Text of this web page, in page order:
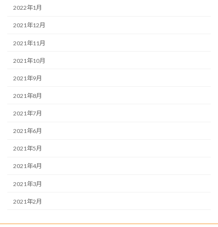
2022年1月
2021年12月
2021年11月
2021年10月
2021年9月
2021年8月
2021年7月
2021年6月
2021年5月
2021年4月
2021年3月
2021年2月